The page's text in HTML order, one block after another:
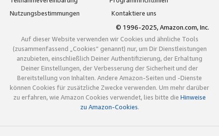
Nutzungsbestimmungen
Kontaktiere uns
© 1996-2025, Amazon.com, Inc.
Auf dieser Website verwenden wir Cookies und ähnliche Tools
(zusammenfassend „Cookies“ genannt) nur, um Dir Dienstleistungen
anzubieten, einschließlich Deiner Authentifizierung, der Erhaltung
Deiner Einstellungen, der Verbesserung der Sicherheit und der
Bereitstellung von Inhalten. Andere Amazon-Seiten und -Dienste
können Cookies für zusätzliche Zwecke verwenden. Um mehr darüber
zu erfahren, wie Amazon Cookies verwendet, lies bitte die Hinweise
zu Amazon-Cookies.